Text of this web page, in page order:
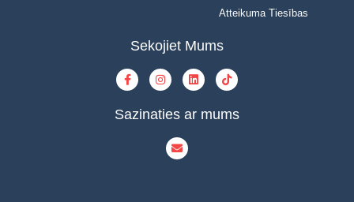
Atteikuma Tiesības
Sekojiet Mums
Sazinaties ar mums